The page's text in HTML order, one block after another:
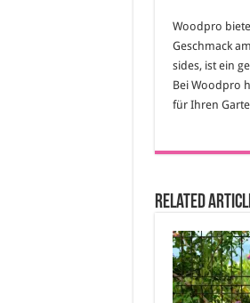
Woodpro
Geschmack
sides, ist ein
Bei Woodpro
für Ihren
Related